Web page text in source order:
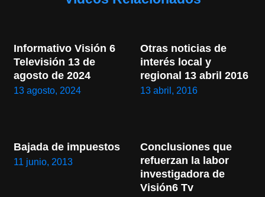
Informativo Visión 6
Televisión 13 de
agosto de 2024
13 agosto, 2024
Otras noticias de
interés local y
regional 13 abril 2016
13 abril, 2016
Bajada de impuestos
11 junio, 2013
Conclusiones que
refuerzan la labor
investigadora de
Visión6 Tv